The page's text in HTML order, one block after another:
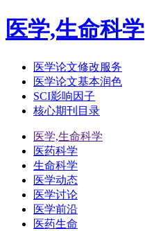
医学,生命科学
医学论文修改服务
医学论文基本润色
SCI影响因子
核心期刊目录
医学,生命科学
医药科学
生命科学
医学动态
医学讨论
医学前沿
医药生命